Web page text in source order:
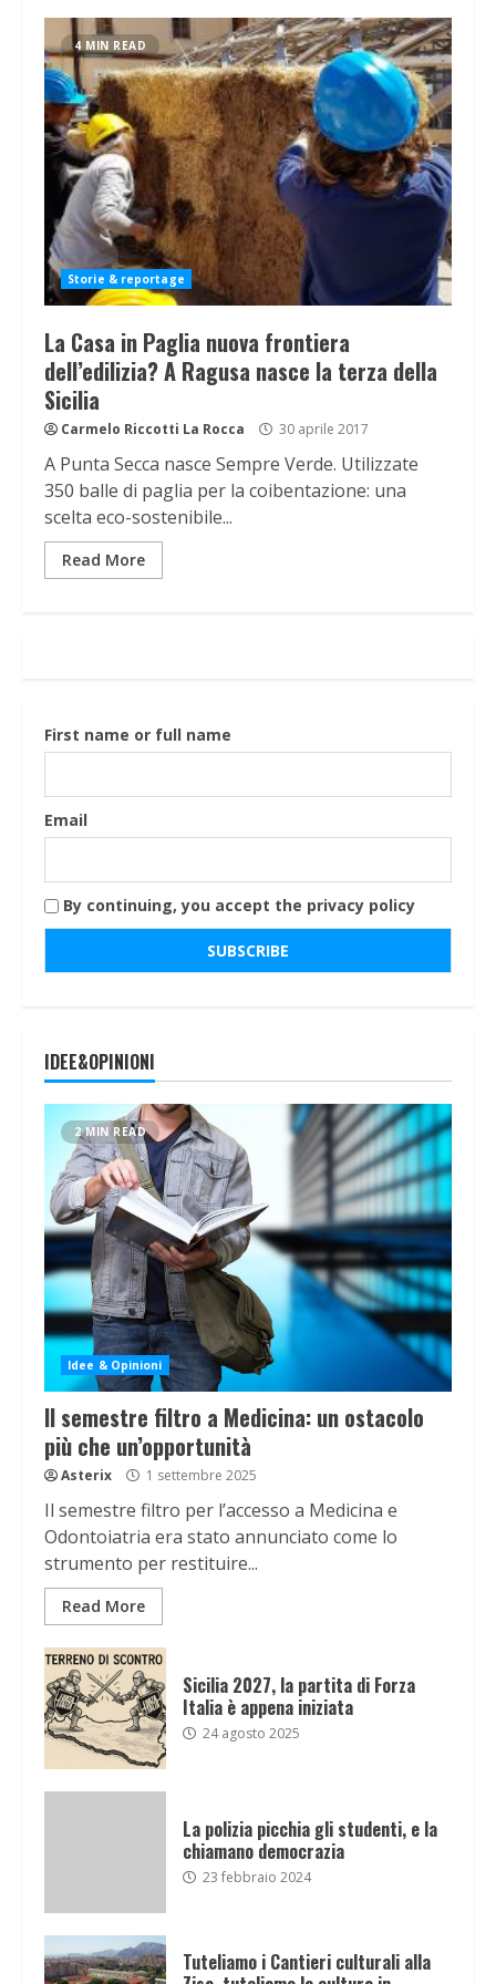
4 MIN READ
Storie & reportage
La Casa in Paglia nuova frontiera
dell’edilizia? A Ragusa nasce la terza della
Sicilia
Carmelo Riccotti La Rocca 30 aprile 2017
A Punta Secca nasce Sempre Verde. Utilizzate
350 balle di paglia per la coibentazione: una
scelta eco-sostenibile...
Read More
First name or full name
Email
By continuing, you accept the privacy policy
IDEE&OPINIONI
2 MIN READ
Idee & Opinioni
Il semestre filtro a Medicina: un ostacolo
più che un’opportunità
Asterix 1 settembre 2025
Il semestre filtro per l’accesso a Medicina e
Odontoiatria era stato annunciato come lo
strumento per restituire...
Read More
Sicilia 2027, la partita di Forza
Italia è appena iniziata
24 agosto 2025
La polizia picchia gli studenti, e la
chiamano democrazia
23 febbraio 2024
Tuteliamo i Cantieri culturali alla